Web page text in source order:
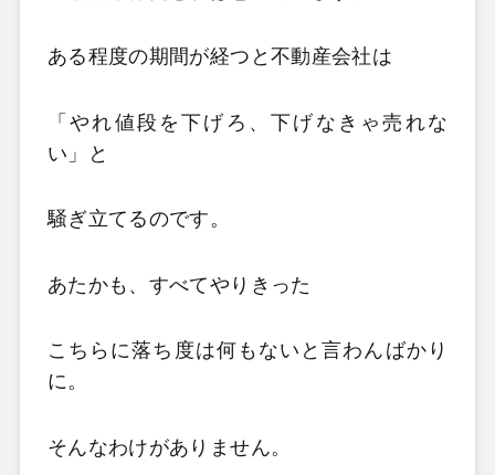
ある程度の期間が経つと不動産会社は
「やれ値段を下げろ、下げなきゃ売れな
い」と
騒ぎ立てるのです。
あたかも、すべてやりきった
こちらに落ち度は何もないと言わんばかり
に。
そんなわけがありません。